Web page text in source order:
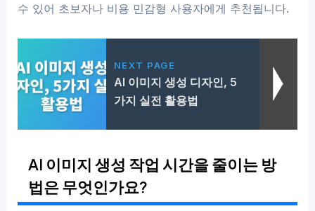
수 있어 초보자나 비용 민감형 사용자에게 추천됩니다.
NEXT PAGE
AI 이미지 생성 디자인, 5
가지 실전 활용법
AI 이미지 생성 작업 시간을 줄이는 방
법은 무엇인가요?